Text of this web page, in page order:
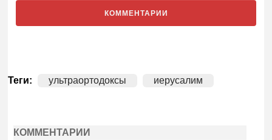
КОММЕНТАРИИ
Теги: ультраортодоксы иерусалим
КОММЕНТАРИИ